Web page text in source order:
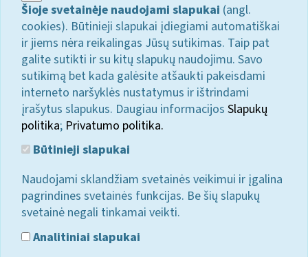
Šioje svetainėje naudojami slapukai (angl.
cookies). Būtinieji slapukai įdiegiami automatiškai
ir jiems nėra reikalingas Jūsų sutikimas. Taip pat
galite sutikti ir su kitų slapukų naudojimu. Savo
sutikimą bet kada galėsite atšaukti pakeisdami
interneto naršyklės nustatymus ir ištrindami
įrašytus slapukus. Daugiau informacijos Slapukų
politika; Privatumo politika.
Būtinieji slapukai
Naudojami sklandžiam svetainės veikimui ir įgalina
pagrindines svetainės funkcijas. Be šių slapukų
svetainė negali tinkamai veikti.
Analitiniai slapukai